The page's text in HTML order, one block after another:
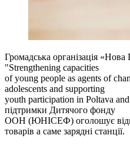
Громадська організація
"Strengthening capacities
of young people as agents of
adolescents and supporting
youth participation in Poltava
підтримки Дитячого фонду
ООН (ЮНІСЕФ) оголошує
товарів а саме зарядні станції.